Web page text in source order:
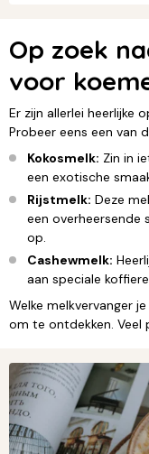
Op zoek
voor
Er zijn allerlei heerlijke
Probeer eens een van
Kokosmelk: Zin in
een exotische
Rijstmelk: Deze
een overheersende
op.
Cashewmelk:
aan speciale
Welke melkvervanger
om te ontdekken. Veel